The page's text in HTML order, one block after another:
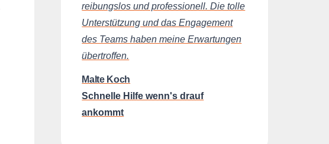
reibungslos und professionell. Die tolle
Unterstützung und das Engagement
des Teams haben meine Erwartungen
übertroffen.
Malte Koch
Schnelle Hilfe wenn's drauf
ankommt